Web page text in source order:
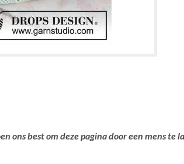
best om deze pagina door een mens te